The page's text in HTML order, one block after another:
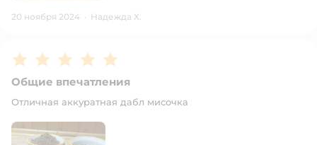
20 ноября 2024 · Надежда Х.
Рейтинг:5
Общие впечатления
Отличная аккуратная дабл мисочка